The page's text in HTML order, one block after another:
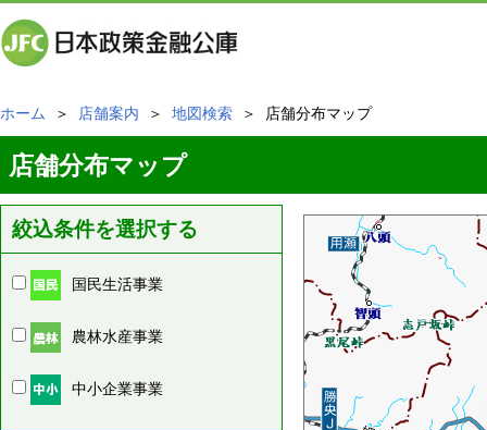
ホーム ＞ 店舗案内 ＞ 地図検索 ＞ 店舗分布マップ
店舗分布マップ
絞込条件を選択する
国民生活事業
農林水産事業
中小企業事業